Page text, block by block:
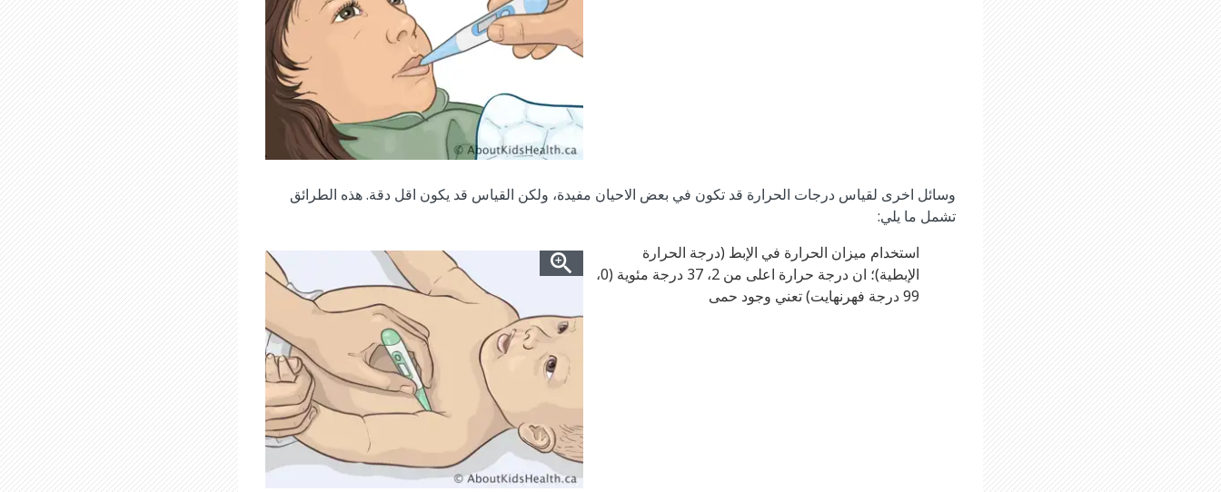
وسائل اخرى لقياس درجات الحرارة قد تكون في بعض الاحيان مفيدة، ولكن القياس قد يكون اقل دقة. هذه الطرائق
تشمل ما يلي:
استخدام ميزان الحرارة في الإبط (درجة الحرارة
الإبطية)؛ ان درجة حرارة اعلى من 2، 37 درجة مئوية (0،
99 درجة فهرنهايت) تعني وجود حمى